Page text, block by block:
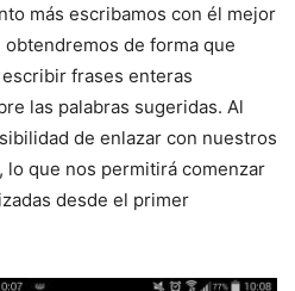
más escribamos con él mejor
de forma que
frases enteras
las palabras sugeridas. Al
de enlazar con nuestros
que nos permitirá comenzar
desde el primer